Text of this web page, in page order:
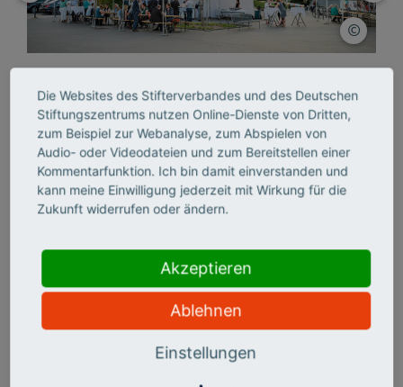
18:00 Uhr
Einlass und Rahmenprogramm
Führungen durch die Junior Universität und
Begrüßung
Gunther Wölfges, Vorsitzender des Vorstandes der
Stadtsparkasse Wuppertal
Die Websites des Stifterverbandes und des Deutschen
Stiftungszentrums nutzen Online-Dienste von Dritten,
zum Beispiel zur Webanalyse, zum Abspielen von
Audio- oder Videodateien und zum Bereitstellen einer
Kommentarfunktion. Ich bin damit einverstanden und
kann meine Einwilligung jederzeit mit Wirkung für die
Zukunft widerrufen oder ändern.
Akzeptieren
Ablehnen
Einstellungen